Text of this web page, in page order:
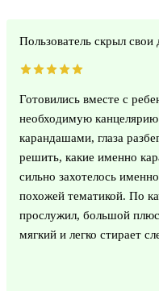
Пользователь скрыл свои
Готовились вместе с
необходимую канцелярию
карандашами, глаза
решить, какие именно
сильно захотелось
похожей тематикой. По
прослужил, большой
мягкий и легко стирает